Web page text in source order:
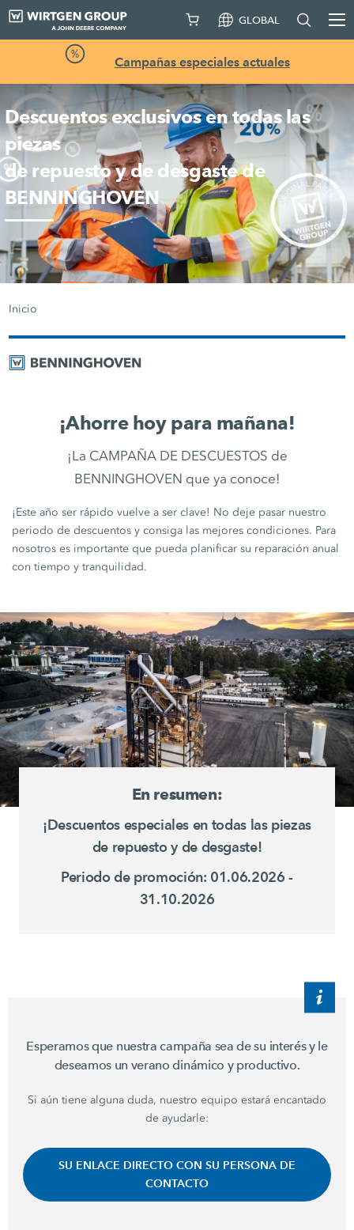
GLOBAL
Campañas especiales actuales
Descuentos exclusivos en todas las
piezas
de repuesto y de desgaste de
BENNINGHOVEN
Inicio
¡Ahorre hoy para mañana!
¡La CAMPAÑA DE DESCUESTOS de
BENNINGHOVEN que ya conoce!
¡Este año ser rápido vuelve a ser clave! No deje pasar nuestro
periodo de descuentos y consiga las mejores condiciones. Para
nosotros es importante que pueda planificar su reparación anual
con tiempo y tranquilidad.
En resumen:
¡Descuentos especiales en todas las piezas
de repuesto y de desgaste!
Periodo de promoción: 01.06.2026 -
31.10.2026
Esperamos que nuestra campaña sea de su interés y le
deseamos un verano dinámico y productivo.
Si aún tiene alguna duda, nuestro equipo estará encantado
de ayudarle:
SU ENLACE DIRECTO CON SU PERSONA DE
CONTACTO